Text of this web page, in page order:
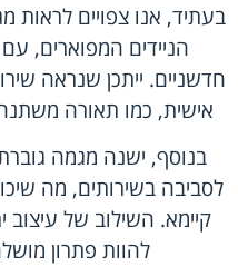
בעתיד, אנו צפויים לראות
הניידים המפוארים,
חדשניים. ייתכן שנראה
אישית, כמו תאורה
בנוסף, ישנה מגמה
לסביבה בשירותים, מה
קיימא. השילוב של עיצוב
להוות פתרון